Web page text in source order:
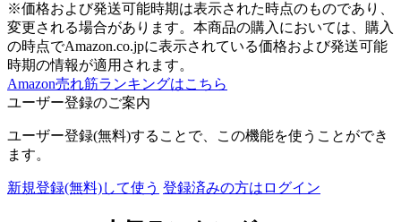
※価格および発送可能時期は表示された時点のものであり、
変更される場合があります。本商品の購入においては、購入
の時点でAmazon.co.jpに表示されている価格および発送可能
時期の情報が適用されます。
Amazon売れ筋ランキングはこちら
ユーザー登録のご案内
ユーザー登録(無料)することで、この機能を使うことができ
ます。
新規登録(無料)して使う 登録済みの方はログイン